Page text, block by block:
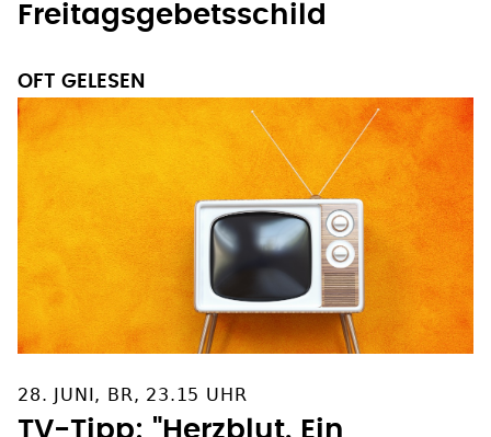
Freitagsgebetsschild
OFT GELESEN
28. JUNI, BR, 23.15 UHR
TV-Tipp: "Herzblut. Ein